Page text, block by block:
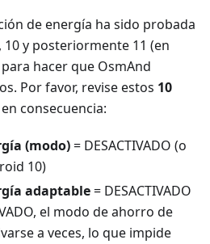
de energía ha sido probada
y posteriormente 11 (en
hacer que OsmAnd
Por favor, revise estos 10
consecuencia:
(modo)= DESACTIVADO (o
10)
adaptable= DESACTIVADO
el modo de ahorro de
a veces, lo que impide